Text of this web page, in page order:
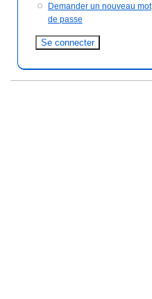
Demander un nouveau mot
de passe